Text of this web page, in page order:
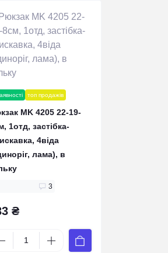
топ продажів
MK 4205 22-19-
1отд, застібка-
4віда
лама), в
3
₴